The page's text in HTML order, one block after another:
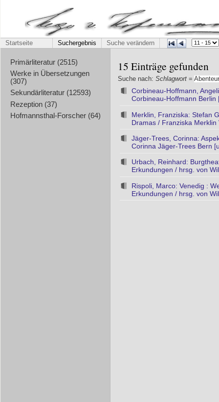
Startseite Suchergebnis Suche verändern
Primärliteratur (2515)
Werke in Übersetzungen
(307)
Sekundärliteratur (12593)
Rezeption (37)
Hofmannsthal-Forscher (64)
15 Einträge gefunden
Suche nach: Schlagwort =
Corbineau-Hoffmann,
Corbineau-Hoffmann
Merklin, Franziska: Stefan
Dramas / Franziska
Jäger-Trees, Corinna:
Corinna Jäger-Trees Bern
Urbach, Reinhard:
Erkundungen / hrsg. von
Rispoli, Marco: Venedig :
Erkundungen / hrsg. von